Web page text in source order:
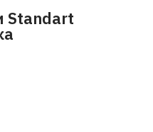
Standart